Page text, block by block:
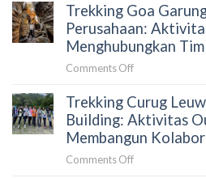
Menyusun
Proposal
yang
Tepat
HRD
Curug
Bidadari
untuk
Gathering
HRD
Sebelum
Memilih
Aktivitas
Trekking Goa
Perusahaan:
Menghubungkan
Comments Offon
Goa
Garunggang
untuk
Trekking Curug
Building: Aktivitas
Membangun
Comments Offon